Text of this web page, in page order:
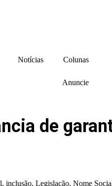
Notícias Colunas
Anuncie
de
, inclusão, Legislação, Nome